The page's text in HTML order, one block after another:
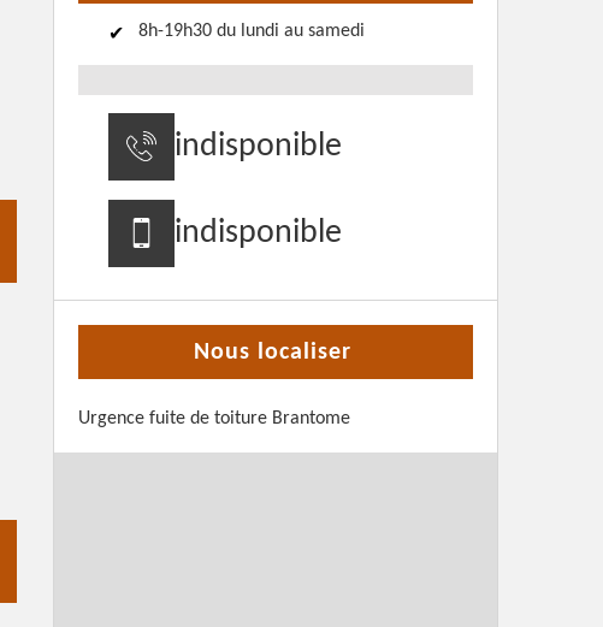
8h-19h30 du lundi au samedi
indisponible
indisponible
Nous localiser
Urgence fuite de toiture Brantome